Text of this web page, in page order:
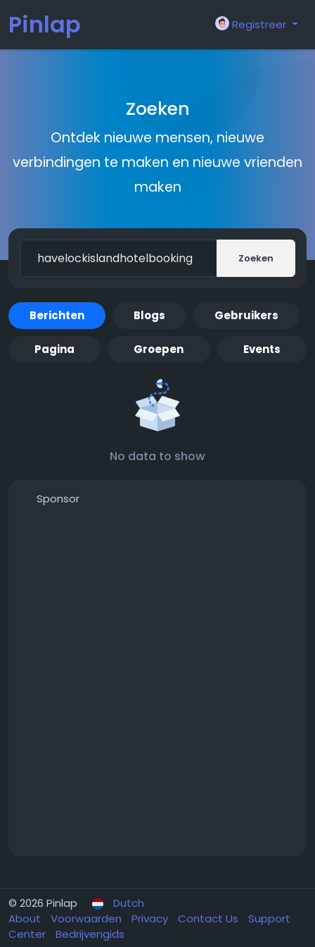
Pinlap Registreer
Zoeken
Ontdek nieuwe mensen, nieuwe
verbindingen te maken en nieuwe vrienden
maken
Zoeken
Berichten Blogs Gebruikers
Pagina Groepen Events
No data to show
Sponsor
© 2026 Pinlap
Dutch
About
Voorwaarden Privacy Contact Us
Support
Center
Bedrijvengids